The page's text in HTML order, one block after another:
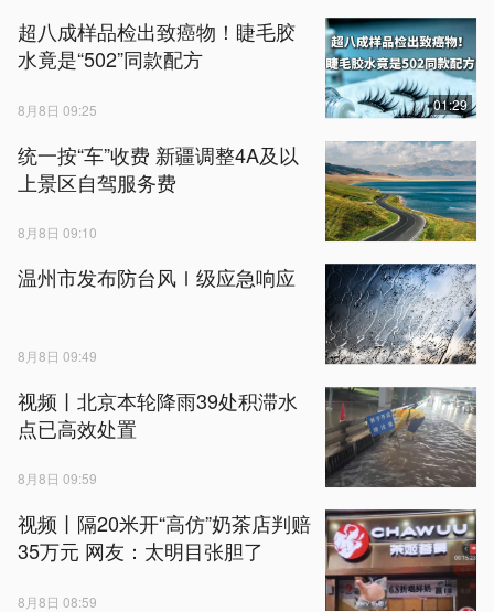
超八成样品检出致癌物！睫毛胶
水竟是“502”同款配方
8月8日 09:25 01:29
统一按“车”收费 新疆调整4A及以
上景区自驾服务费
8月8日 09:10
温州市发布防台风Ⅰ级应急响应
8月8日 09:49
视频丨北京本轮降雨39处积滞水
点已高效处置
8月8日 09:59
视频丨隔20米开“高仿”奶茶店判赔
35万元 网友：太明目张胆了
8月8日 08:59